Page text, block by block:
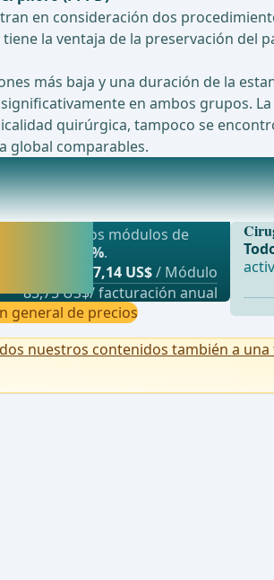
en consideración dos
la ventaja de la preservación del
más baja y una duración de la
en ambos grupos.
quirúrgica, tampoco se
global comparables.
con resección del píloro
nuestros módulos de
hasta un 50%.
7,14 US$/ Módulo
85,75 US$/ facturación anual
general de precios
nuestros contenidos también a